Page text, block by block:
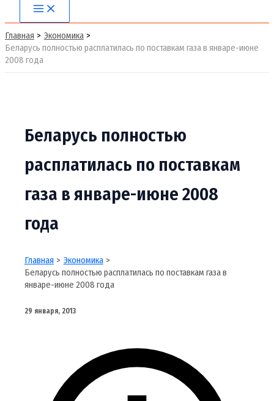
Main
Menu
Главная
Экономика
Беларусь полностью расплатилась по поставкам газа в январе-июне
2008 года
Беларусь полностью
расплатилась по поставкам
газа в январе-июне 2008
года
Главная
Экономика
Беларусь полностью расплатилась по поставкам газа в
январе-июне 2008 года
29 января, 2013